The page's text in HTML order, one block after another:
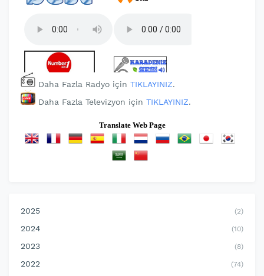
Daha Fazla Radyo için TIKLAYINIZ.
Daha Fazla Televizyon için TIKLAYINIZ.
Translate Web Page
2025 (2)
2024 (10)
2023 (8)
2022 (74)